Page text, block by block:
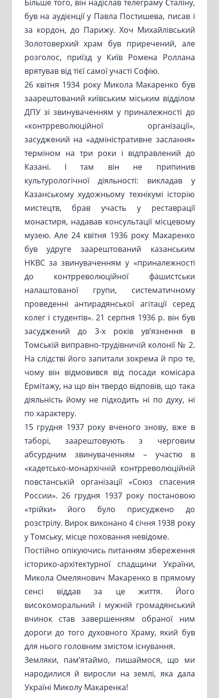
Більше того, він надіслав телеграму Сталіну,
був на аудієнції у Павла Постишева, писав і
за кордон, до Парижу. Хоч Михайлівський
Золотоверхий храм був приречений, але
розголос, приїзд у Київ Ромена Роллана
врятував від тієї самої участі Софію.
26 квітня 1934 року Микола Макаренко був
заарештований київським міським відділом
ДПУ зі звинуваченням у приналежності до
«контрреволюційної організації»,
засуджений на «адміністративне заслання»
терміном на три роки і відправлений до
Казані. І там він не припинив
культурологічної діяльності: викладав у
Казанському художньому технікумі історію
мистецтв, брав участь у реставрації
монастиря, надавав консультації місцевому
музею. Але 24 квітня 1936 року Макаренко
був удруге заарештований казанським
НКВС за звинуваченням у «приналежності
до контрреволюційної фашистськи
налаштованої групи, систематичному
проведенні антирадянської агітації серед
колег і студентів». 21 серпня 1936 р. він був
засуджений до 3-х років ув’язнення в
Томській виправно-трудівничій колонії № 2.
На слідстві його запитали зокрема й про те,
чому він відмовився від посади комісара
Ермітажу, на що він твердо відповів, що така
діяльність йому не підходить ні по духу, ні
по характеру.
15 грудня 1937 року вченого знову, вже в
таборі, заарештовують з черговим
абсурдним звинуваченням – участю в
«кадетсько-монархічній контрреволюційній
повстанській організації «Союз спасения
России». 26 грудня 1937 року постановою
«трійки» його було присуджено до
розстрілу. Вирок виконано 4 січня 1938 року
у Томську, місце поховання невідоме.
Постійно опікуючись питанням збереження
історико-архітектурної спадщини України,
Микола Омелянович Макаренко в прямому
сенсі віддав за це життя. Його
високоморальний і мужній громадянський
вчинок став завершенням обраної ним
дороги до того духовного Храму, який був
для нього головним змістом існування.
Земляки, пам’ятаймо, пишаймося, що ми
народилися й виросли на землі, яка дала
Україні Миколу Макаренка!